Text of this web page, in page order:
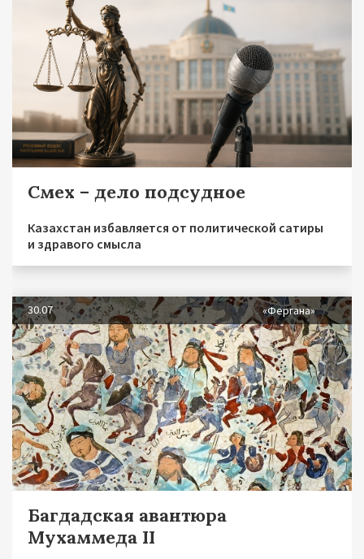
Смех – дело подсудное
Казахстан избавляется от политической сатиры
и здравого смысла
30.07 «Фергана»
Багдадская авантюра
Мухаммеда II